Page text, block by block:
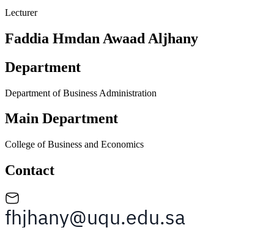
Lecturer
Faddia Hmdan Awaad Aljhany
Department
Department of Business Administration
Main Department
College of Business and Economics
Contact